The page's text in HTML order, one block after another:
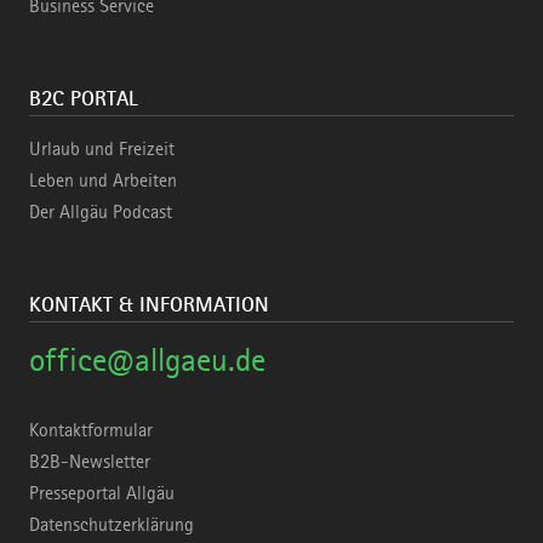
Business Service
B2C PORTAL
Urlaub und Freizeit
Leben und Arbeiten
Der Allgäu Podcast
KONTAKT & INFORMATION
office@allgaeu.de
Kontaktformular
B2B-Newsletter
Presseportal Allgäu
Datenschutzerklärung